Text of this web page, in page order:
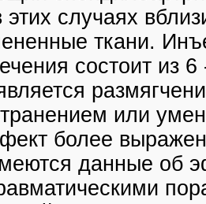
этих случаях
ткани.
состоит из
или
более выражен
данные об